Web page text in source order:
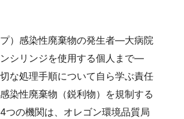
）感染性廃棄物の発生者—大病院
シリンジを使用する個人まで—
な処理手順について自ら学ぶ責任
染性廃棄物（鋭利物）を規制する
つの機関は、オレゴン環境品質局